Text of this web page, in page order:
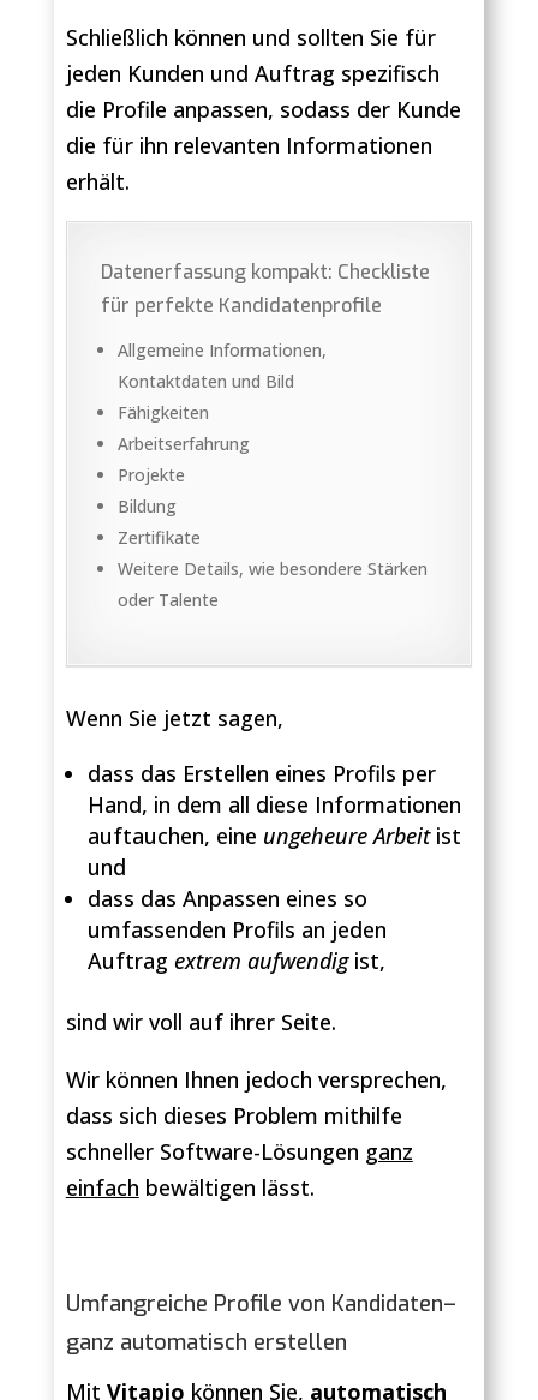
Schließlich können und sollten Sie für
jeden Kunden und Auftrag spezifisch
die Profile anpassen, sodass der Kunde
die für ihn relevanten Informationen
erhält.
Datenerfassung kompakt: Checkliste
für perfekte Kandidatenprofile
Allgemeine Informationen,
Kontaktdaten und Bild
Fähigkeiten
Arbeitserfahrung
Projekte
Bildung
Zertifikate
Weitere Details, wie besondere Stärken
oder Talente
Wenn Sie jetzt sagen,
dass das Erstellen eines Profils per
Hand, in dem all diese Informationen
auftauchen, eine ungeheure Arbeitist
und
dass das Anpassen eines so
umfassenden Profils an jeden
Auftrag extrem aufwendigist,
sind wir voll auf ihrer Seite.
Wir können Ihnen jedoch versprechen,
dass sich dieses Problem mithilfe
schneller Software-Lösungen ganz
einfach bewältigen lässt.
Umfangreiche Profile von Kandidaten–
ganz automatisch erstellen
Mit Vitapio können Sie, automatisch